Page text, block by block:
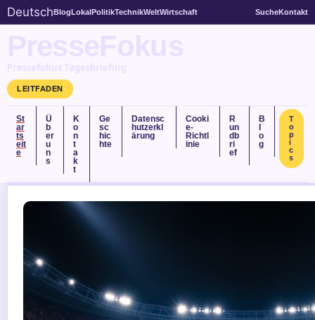
DeutschBlogLokalPolitikTechnikWeltWirtschaft SucheKontakt
PresseFokus
Pressefokus Tagesbriefing
LEITFADEN
St
ar
ts
eit
e
Ü
b
er
u
n
s
K
o
n
t
a
k
t
Ge
sc
hic
hte
Datensc
hutzerkl
ärung
Cooki
e-
Richtl
inie
R
un
db
ri
ef
B
o
g
T
o
p
i
c
s